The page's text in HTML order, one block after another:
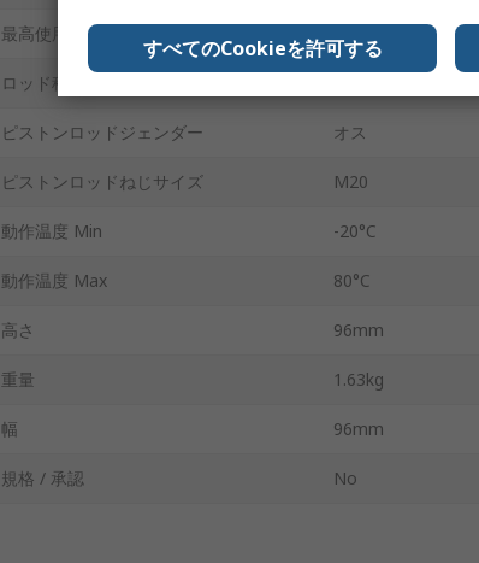
最高使用圧力
ロッド種類
ピストンロッドジェンダー オス
ピストンロッドねじサイズ M20
動作温度 Min -20°C
動作温度 Max 80°C
高さ 96mm
重量 1.63kg
幅 96mm
規格 / 承認 No
すべてのCookieを許可する